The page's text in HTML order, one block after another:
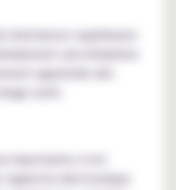
résistances supérieures
une inhalation
appréciée des
serré.
importante, il est
cigarette électronique